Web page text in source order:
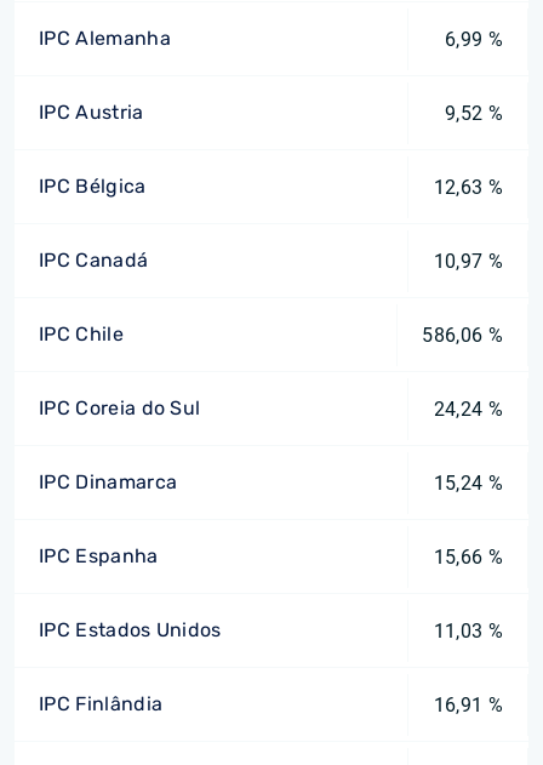
IPC Alemanha 6,99 %
IPC Austria 9,52 %
IPC Bélgica 12,63 %
IPC Canadá 10,97 %
IPC Chile 586,06 %
IPC Coreia do Sul 24,24 %
IPC Dinamarca 15,24 %
IPC Espanha 15,66 %
IPC Estados Unidos 11,03 %
IPC Finlândia 16,91 %